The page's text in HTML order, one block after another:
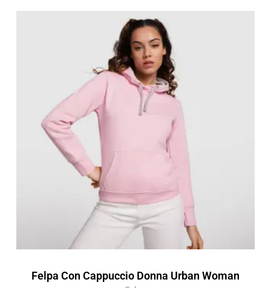
Felpa Con Cappuccio Donna Urban Woman
di
prezzo:
da
14,08 €
a
20,12 €